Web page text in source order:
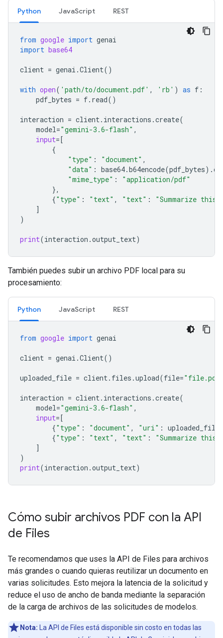
Python JavaScript REST
from google import genai
import base64
client = genai .Client()
with open( 'path/to/document.pdf' , 'rb' ) as f :
pdf_bytes = f. read()
interaction = client. interactions .create(
model="gemini-3.6-flash" ,
input=[
{
"type" : "document" ,
"data" : base64.b64encode(pdf_bytes) .
"mime_type" :
"application/pdf"
},
{"type" : "text" , "text" :
"Summarize this
]
)
print(interaction .output_text)
También puedes subir un archivo PDF local para su
procesamiento:
Python JavaScript REST
from google import genai
client = genai .Client()
uploaded_file = client. files .upload(file=
interaction = client. interactions .create(
model="gemini-3.6-flash" ,
input=[
{"type" : "document" , "uri" : uploaded_file
{"type" : "text" , "text" :
"Summarize this
]
)
print(interaction .output_text)
Cómo subir archivos PDF con la API
de Files
Te recomendamos que uses la API de Files para archivos
más grandes o cuando quieras reutilizar un documento en
varias solicitudes. Esto mejora la latencia de la solicitud y
reduce el uso de ancho de banda mediante la separación
de la carga de archivos de las solicitudes de modelos.
Nota: La API de Files está disponible sin costo en todas las